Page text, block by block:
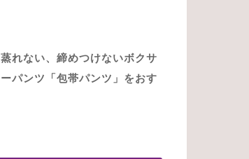
蒸れない、締めつけないボクサ
ーパンツ「包帯パンツ」をおす